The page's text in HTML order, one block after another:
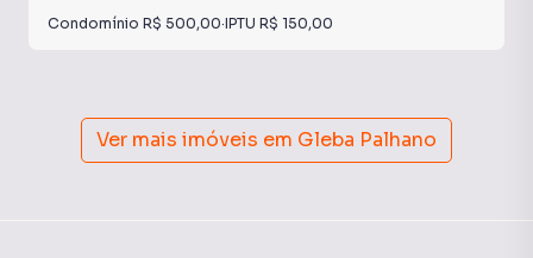
Condomínio R$ 500,00·IPTU R$ 150,00
Ver mais imóveis em Gleba Palhano